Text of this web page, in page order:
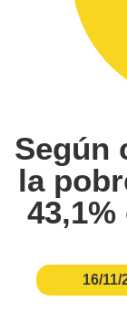
Según
la
16/11/